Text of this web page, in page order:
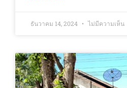
ธันวาคม 14, 2024 ไม่มีความเห็น